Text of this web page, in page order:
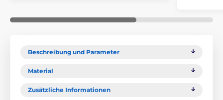
Beschreibung und Parameter
Material
Zusätzliche Informationen